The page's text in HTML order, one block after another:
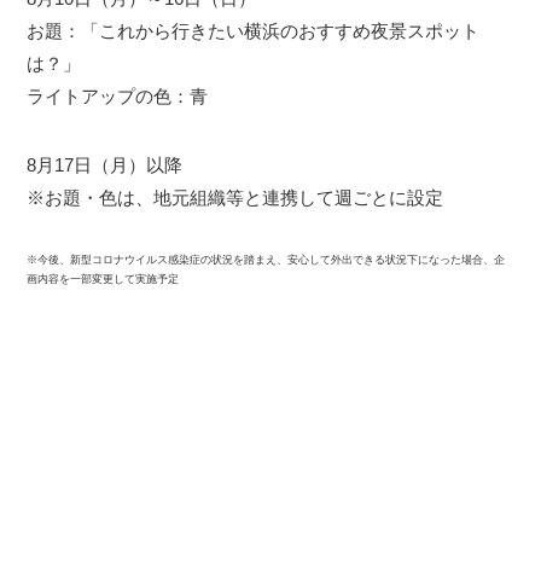
お題：「これから行きたい横浜のおすすめ夜景スポット
は？」
ライトアップの色：青
8月17日（月）以降
※お題・色は、地元組織等と連携して週ごとに設定
※今後、新型コロナウイルス感染症の状況を踏まえ、安心して外出できる状況下になった場合、企
画内容を一部変更して実施予定